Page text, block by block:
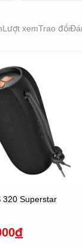
Lượt xemTrao đổi
320 Superstar
đ